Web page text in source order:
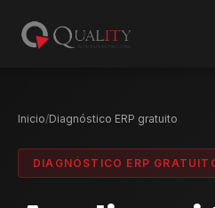
Inicio Diagnóstico ERP gratuito
DIAGNÓSTICO ERP